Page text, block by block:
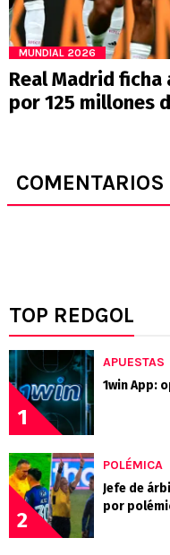
MUNDIAL 2026
Real Madrid
por 125 millones
COMENTARIOS
TOP REDGOL
1
APUESTAS
1win App:
2
POLÉMICA
Jefe de
por